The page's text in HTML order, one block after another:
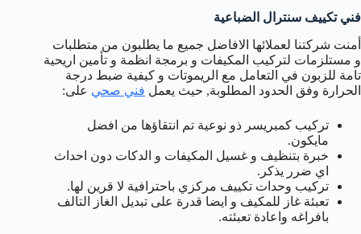
فني تكييف سنترال الضباعية
أمنت شركتنا لعملائها الافاضل جميع ما يطلبون من متطلبات
و مستلزمات لتركيب المكيفات و برمجة انظمة و تأمين اريحية
تامة للزبون في التعامل مع الريموتات و كيفية ضبط درجة
الحرارة وفق الحدود المطلوبة, حيث يعمل فني صحي على:
تركيب كمبريسر ذو نوعية تم انتقاؤها من افضل
مايكون.
خبرة بتنظيف و غسيل المكيفات و الدكات دون احداث
اي ضرر يذكر.
تركيب وحدات تكييف مركزي باحترافية لا قرين لها.
تعبئة غاز للمكيف و ايضا قدرة على تبديل الغاز التالف
بافراغه واعادة تعبئته.